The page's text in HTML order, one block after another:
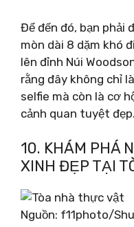
Để đến đó, bạn phải
mòn dài 8 dặm khó
lên đỉnh Núi
rằng đây không chỉ
selfie mà còn là cơ
cảnh quan tuyệt đẹp.
10. KHÁM PHÁ
XINH ĐẸP TẠI
Nguồn: f11photo/